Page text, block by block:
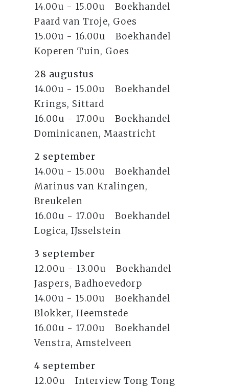
14.00u - 15.00u Boekhandel
Paard van Troje, Goes
15.00u - 16.00u Boekhandel
Koperen Tuin, Goes
28 augustus
14.00u - 15.00u Boekhandel
Krings, Sittard
16.00u - 17.00u Boekhandel
Dominicanen, Maastricht
2 september
14.00u - 15.00u Boekhandel
Marinus van Kralingen,
Breukelen
16.00u - 17.00u Boekhandel
Logica, IJsselstein
3 september
12.00u - 13.00u Boekhandel
Jaspers, Badhoevedorp
14.00u - 15.00u Boekhandel
Blokker, Heemstede
16.00u - 17.00u Boekhandel
Venstra, Amstelveen
4 september
12.00u Interview Tong Tong